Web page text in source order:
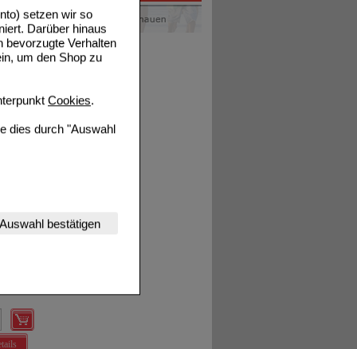
setzen wir so
Darüber hinaus
bevorzugte Verhalten
um den Shop zu
Cookies.
dies durch "Auswahl
Website
werden kann.
(z.B.
unserer Website
Website aber
Auswahl bestätigen
und